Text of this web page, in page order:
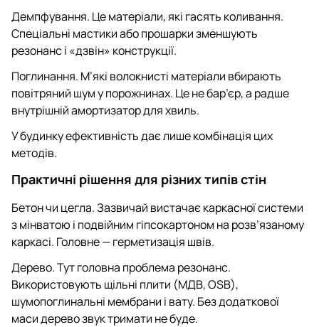
Демпфування. Це матеріали, які гасять коливання.
Спеціальні мастики або прошарки зменшують
резонанс і «дзвін» конструкції.
Поглинання. М’які волокнисті матеріали вбирають
повітряний шум у порожнинах. Це не бар’єр, а радше
внутрішній амортизатор для хвиль.
У будинку ефективність дає лише комбінація цих
методів.
Практичні рішення для різних типів стін
Бетон чи цегла. Зазвичай вистачає каркасної системи
з мінватою і подвійним гіпсокартоном на розв’язаному
каркасі. Головне — герметизація швів.
Дерево. Тут головна проблема резонанс.
Використовують щільні плити (МДВ, OSB),
шумопоглинальні мембрани і вату. Без додаткової
маси дерево звук тримати не буде.